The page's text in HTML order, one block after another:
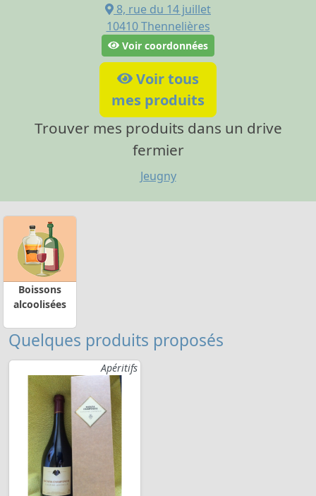
8, rue du 14 juillet
10410 Thennelières
Voir coordonnées
Voir tous
mes produits
Trouver mes produits dans un drive
fermier
Jeugny
Boissons
alcoolisées
Quelques produits proposés
Apéritifs